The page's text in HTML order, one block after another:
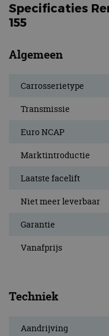
Specificaties
155
Algemeen
Carrosserietype
Transmissie
Euro NCAP
Marktintroductie
Laatste facelift
Niet meer leverbaar
Garantie
Vanafprijs
Techniek
Aandrijving